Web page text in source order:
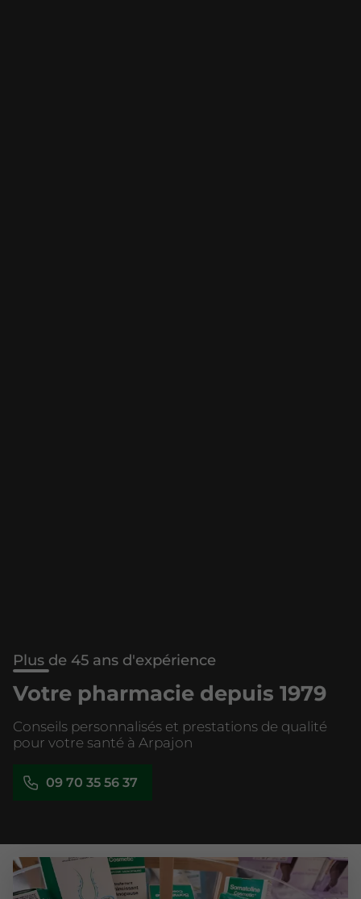
Plus de 45 ans d'expérience
Votre pharmacie depuis 1979
Conseils personnalisés et prestations de qualité
pour votre santé à Arpajon
09 70 35 56 37